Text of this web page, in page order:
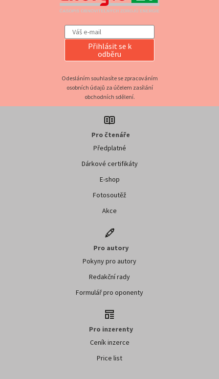
Přihlásit se k
odběru
Odesláním souhlasíte se zpracováním
osobních údajů za účelem zasílání
obchodních sdělení.
Pro čtenáře
Předplatné
Dárkové certifikáty
E-shop
Fotosoutěž
Akce
Pro autory
Pokyny pro autory
Redakční rady
Formulář pro oponenty
Pro inzerenty
Ceník inzerce
Price list